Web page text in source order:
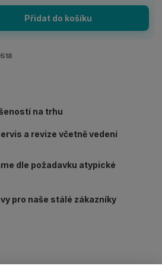
Přidat do košíku
na trhu
a revize včetně vedení
dle požadavku atypické
pro naše stálé zákazníky